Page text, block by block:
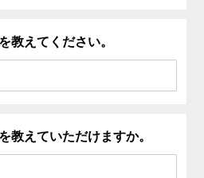
教えてください。
教えていただけますか。